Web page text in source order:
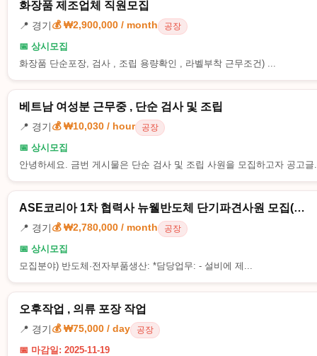
화장품 제조업체 직원모집
📍 경기💰 ₩2,900,000 / month 공장
📅 상시모집
화장품 단순포장, 검사 , 조립 용량확인 , 라벨부착 근무조건) ...
베트남 여성분 근무중 , 단순 검사 및 조립
📍 경기💰 ₩10,030 / hour 공장
📅 상시모집
안녕하세요. 금번 게시물은 단순 검사 및 조립 사원을 모집하고자 공고글
ASE코리아 1차 협력사 뉴웰반도체 단기파견사원 모집(…
📍 경기💰 ₩2,780,000 / month 공장
📅 상시모집
모집분야) 반도체·전자부품생산: *담당업무: - 설비에 제...
오후작업 , 의류 포장 작업
📍 경기💰 ₩75,000 / day 공장
📅 마감일: 2025-11-19